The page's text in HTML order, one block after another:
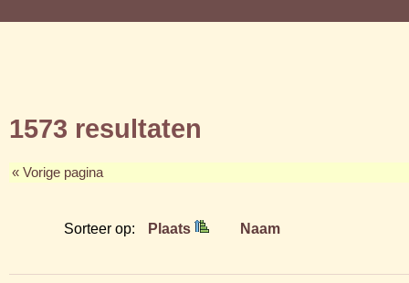
1573 resultaten
« Vorige pagina
Sorteer op: Plaats Naam